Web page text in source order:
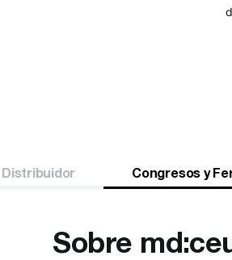
somos Misión
Sobre